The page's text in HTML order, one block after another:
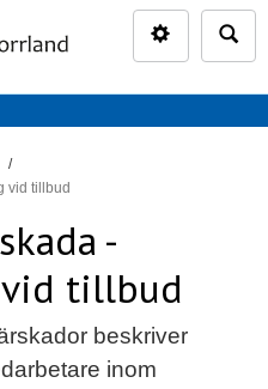
vid tillbud
-
tillbud
beskriver
inom